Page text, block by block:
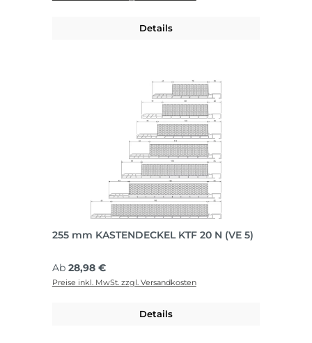
Details
255 mm KASTENDECKEL KTF 20 N (VE 5)
Regulärer Preis:
Ab 28,98 €
Preise inkl. MwSt. zzgl. Versandkosten
Details